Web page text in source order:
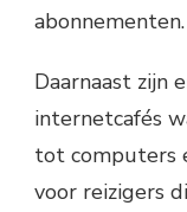
abonnementen.
Daarnaast zijn
internetcafés
tot computers
voor reizigers